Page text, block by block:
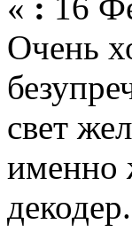
« : 16
Очень
свет
именно